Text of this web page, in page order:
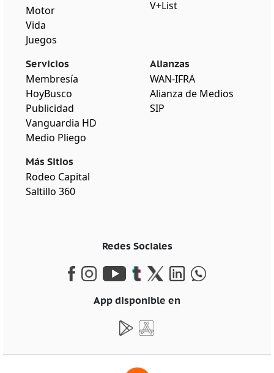
Motor
Vida
Juegos
V+List
Servicios
Membresía
HoyBusco
Publicidad
Vanguardia HD
Medio Pliego
Más Sitios
Rodeo Capital
Saltillo 360
Alianzas
WAN-IFRA
Alianza de Medios
SIP
Redes Sociales
App disponible en